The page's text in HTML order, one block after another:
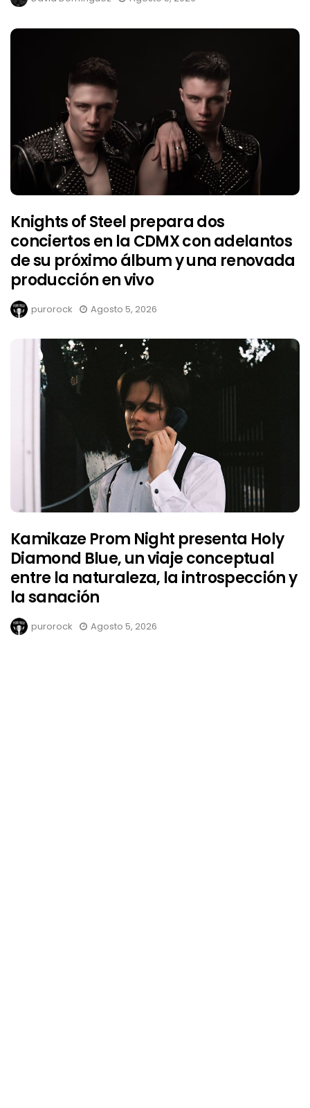
Knights of Steel prepara dos
conciertos en la CDMX con adelantos
de su próximo álbum y una renovada
producción en vivo
purorock Agosto 5, 2026
Kamikaze Prom Night presenta Holy
Diamond Blue, un viaje conceptual
entre la naturaleza, la introspección y
la sanación
purorock Agosto 5, 2026